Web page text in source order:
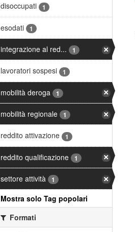
disoccupati 1
esodati 1
integrazione al red... 1
lavoratori sospesi 1
mobilità deroga 1
mobilità regionale 1
reddito attivazione 1
reddito qualificazione 1
settore attività 1
Mostra solo Tag popolari
Formati